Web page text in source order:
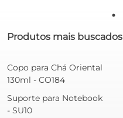
Produtos mais buscados
Copo para Chá Oriental
130ml - CO184
Suporte para Notebook
- SU10